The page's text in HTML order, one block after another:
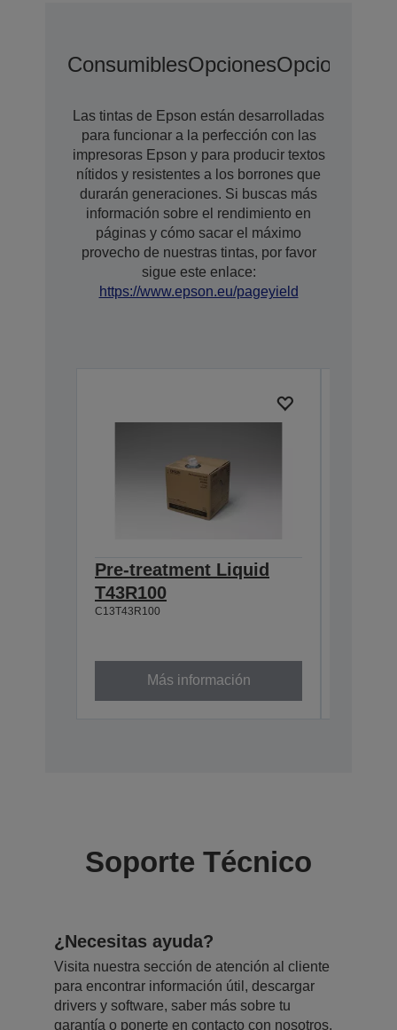
ConsumiblesOpcionesOpciones
Las tintas de Epson están desarrolladas
para funcionar a la perfección con las
impresoras Epson y para producir textos
nítidos y resistentes a los borrones que
durarán generaciones. Si buscas más
información sobre el rendimiento en
páginas y cómo sacar el máximo
provecho de nuestras tintas, por favor
sigue este enlace:
https://www.epson.eu/pageyield
Pre-treatment Liquid
T43R100
C13T43R100
Más información
Soporte Técnico
¿Necesitas ayuda?
Visita nuestra sección de atención al cliente
para encontrar información útil, descargar
drivers y software, saber más sobre tu
garantía o ponerte en contacto con nosotros.